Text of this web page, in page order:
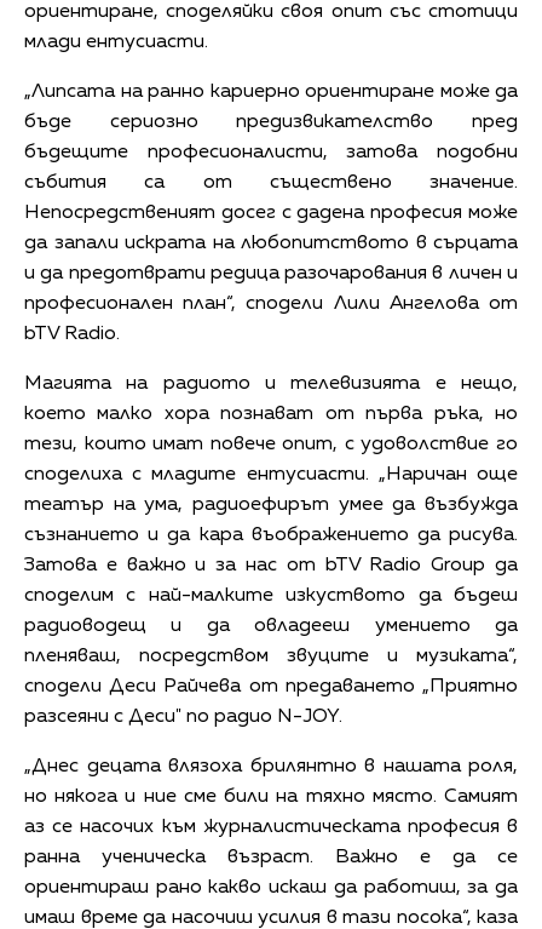
ориентиране, споделяйки своя опит със стотици
млади ентусиасти.
„Липсата на ранно кариерно ориентиране може да
бъде сериозно предизвикателство пред
бъдещите професионалисти, затова подобни
събития са от съществено значение.
Непосредственият досег с дадена професия може
да запали искрата на любопитството в сърцата
и да предотврати редица разочарования в личен и
професионален план“, сподели Лили Ангелова от
bTV Radio.
Магията на радиото и телевизията е нещо,
което малко хора познават от първа ръка, но
тези, които имат повече опит, с удоволствие го
споделиха с младите ентусиасти. „Наричан още
театър на ума, радиоефирът умее да възбужда
съзнанието и да кара въображението да рисува.
Затова е важно и за нас от bTV Radio Group да
споделим с най-малките изкуството да бъдеш
радиоводещ и да овладееш умението да
пленяваш, посредством звуците и музиката“,
сподели Деси Райчева от предаването „Приятно
разсеяни с Деси" по радио N-JOY.
„Днес децата влязоха брилянтно в нашата роля,
но някога и ние сме били на тяхно място. Самият
аз се насочих към журналистическата професия в
ранна ученическа възраст. Важно е да се
ориентираш рано какво искаш да работиш, за да
имаш време да насочиш усилия в тази посока“, каза